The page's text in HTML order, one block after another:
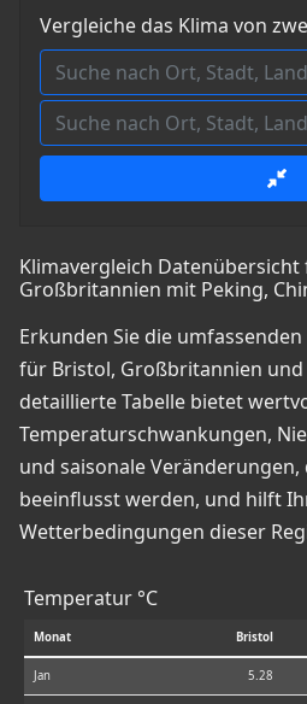
Vergleiche das Klima von
Klimavergleich
Großbritannien mit Peking,
Erkunden Sie die
für Bristol, Großbritannien und
detaillierte Tabelle bietet
Temperaturschwankungen,
und saisonale
beeinflusst werden, und hilft
Wetterbedingungen dieser
Temperatur °C
Monat Bristol
Jan 5.28